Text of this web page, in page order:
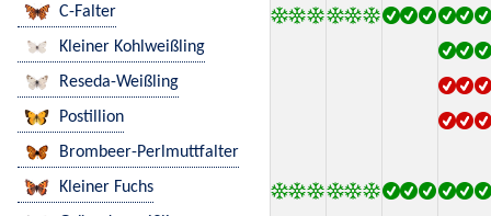
C-Falter
Kleiner Kohlweißling
Reseda-Weißling
Postillion
Brombeer-Perlmuttfalter
Kleiner Fuchs